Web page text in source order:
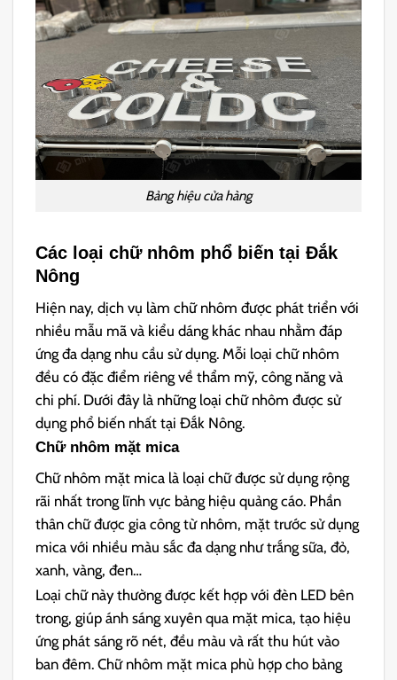
Bảng hiệu cửa hàng
Các loại chữ nhôm phổ biến tại Đắk
Nông
Hiện nay, dịch vụ làm chữ nhôm được phát triển với
nhiều mẫu mã và kiểu dáng khác nhau nhằm đáp
ứng đa dạng nhu cầu sử dụng. Mỗi loại chữ nhôm
đều có đặc điểm riêng về thẩm mỹ, công năng và
chi phí. Dưới đây là những loại chữ nhôm được sử
dụng phổ biến nhất tại Đắk Nông.
Chữ nhôm mặt mica
Chữ nhôm mặt mica là loại chữ được sử dụng rộng
rãi nhất trong lĩnh vực bảng hiệu quảng cáo. Phần
thân chữ được gia công từ nhôm, mặt trước sử dụng
mica với nhiều màu sắc đa dạng như trắng sữa, đỏ,
xanh, vàng, đen…
Loại chữ này thường được kết hợp với đèn LED bên
trong, giúp ánh sáng xuyên qua mặt mica, tạo hiệu
ứng phát sáng rõ nét, đều màu và rất thu hút vào
ban đêm. Chữ nhôm mặt mica phù hợp cho bảng